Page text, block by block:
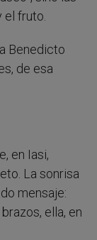
el fruto.
Benedicto
de esa
en Iasi,
La sonrisa
mensaje:
ella, en